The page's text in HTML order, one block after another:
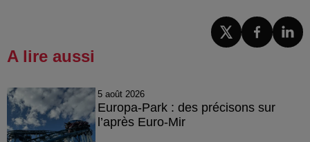
A lire aussi
5 août 2026
Europa-Park : des précisons sur
l’après Euro-Mir